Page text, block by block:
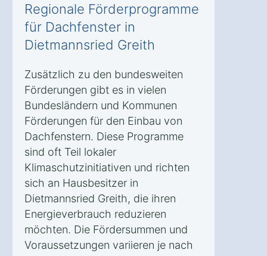
Regionale Förderprogramme
für Dachfenster in
Dietmannsried Greith
Zusätzlich zu den bundesweiten
Förderungen gibt es in vielen
Bundesländern und Kommunen
Förderungen für den Einbau von
Dachfenstern. Diese Programme
sind oft Teil lokaler
Klimaschutzinitiativen und richten
sich an Hausbesitzer in
Dietmannsried Greith, die ihren
Energieverbrauch reduzieren
möchten. Die Fördersummen und
Voraussetzungen variieren je nach